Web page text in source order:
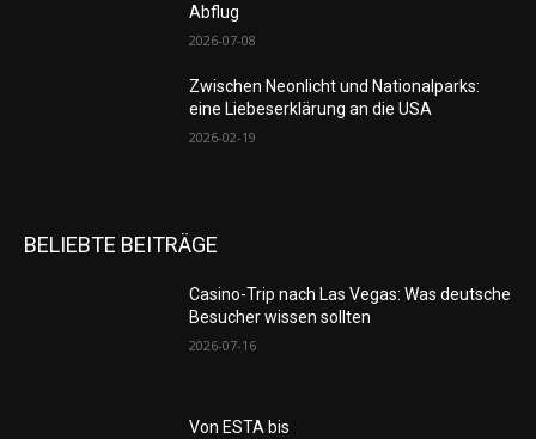
Abflug
2026-07-08
Zwischen Neonlicht und Nationalparks:
eine Liebeserklärung an die USA
2026-02-19
BELIEBTE BEITRÄGE
Casino-Trip nach Las Vegas: Was deutsche
Besucher wissen sollten
2026-07-16
Von ESTA bis